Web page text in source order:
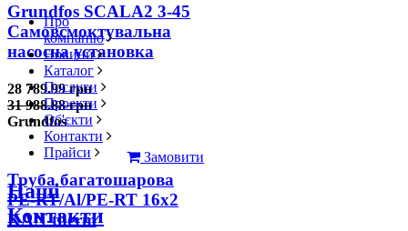
Grundfos SCALA2 3-45
Самовсмоктувальна
насосна установка
28 789.99 грн
31 988.88 грн
Grundfos
Замовити
Труба багатошарова
PE-RT/Al/PE-RT 16x2
KAN-therm
Про
компанію
Новини
Каталог
Послуги
Проекти
Об'єкти
Контакти
Прайси
Наші
Контакти